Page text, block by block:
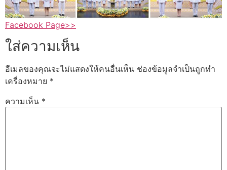
Facebook Page>>
ใส่ความเห็น
อีเมลของคุณจะไม่แสดงให้คนอื่นเห็น ช่องข้อมูลจำเป็นถูกทำ
เครื่องหมาย *
ความเห็น *